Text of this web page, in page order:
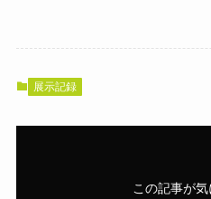
展示記録
この記事が